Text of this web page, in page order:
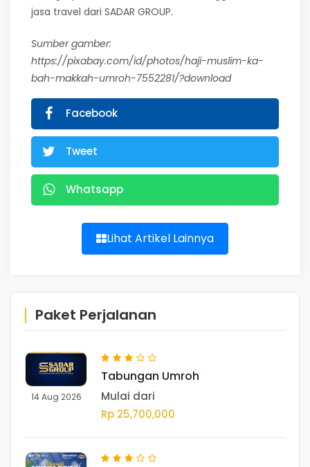
jasa travel dari SADAR GROUP.
Sumber gamber:
https://pixabay.com/id/photos/haji-muslim-ka-
bah-makkah-umroh-7552281/?download
Facebook
Tweet
Whatsapp
Lihat Artikel Lainnya
Paket Perjalanan
14 Aug 2026
Tabungan Umroh
Mulai dari
Rp 25,700,000